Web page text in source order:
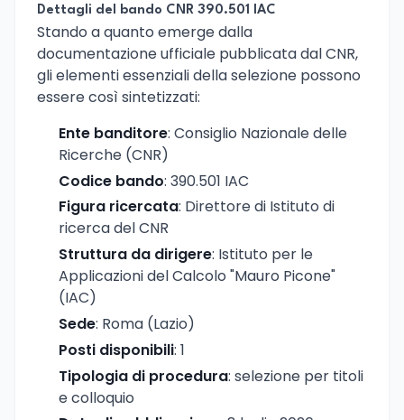
Dettagli del bando CNR 390.501 IAC
Stando a quanto emerge dalla
documentazione ufficiale pubblicata dal CNR,
gli elementi essenziali della selezione possono
essere così sintetizzati:
Ente banditore: Consiglio Nazionale delle
Ricerche (CNR)
Codice bando: 390.501 IAC
Figura ricercata: Direttore di Istituto di
ricerca del CNR
Struttura da dirigere: Istituto per le
Applicazioni del Calcolo "Mauro Picone"
(IAC)
Sede: Roma (Lazio)
Posti disponibili: 1
Tipologia di procedura: selezione per titoli
e colloquio